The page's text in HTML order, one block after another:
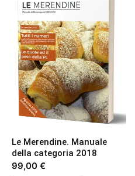
Le Merendine. Manuale
della categoria 2018
99,00 €